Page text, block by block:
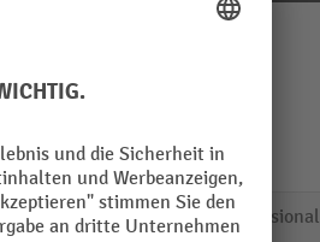
Professional